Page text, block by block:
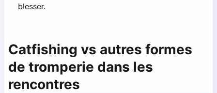
blesser.
Catfishing vs autres formes
de tromperie dans les
rencontres